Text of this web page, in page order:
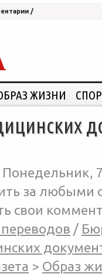
/
ЖИЗНИ
за любыми
свои
/
> Образ